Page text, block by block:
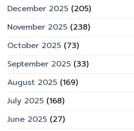
December 2025 (205)
November 2025 (238)
October 2025 (73)
September 2025 (33)
August 2025 (169)
July 2025 (168)
June 2025 (27)